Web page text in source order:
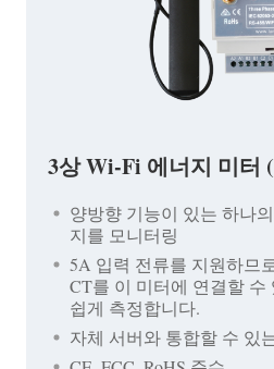
3상 Wi-Fi 에너지 미터
양방향 기능이 있는 하나
지를 모니터링
5A 입력 전류를 지원하므
CT를 이 미터에 연결할 수
쉽게 측정합니다.
자체 서버와 통합할 수 있